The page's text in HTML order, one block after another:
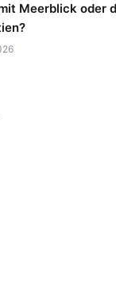
Meerblick oder